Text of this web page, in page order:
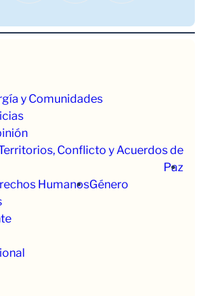
y Comunidades
Conflicto y Acuerdos de
Paz
HumanosGénero